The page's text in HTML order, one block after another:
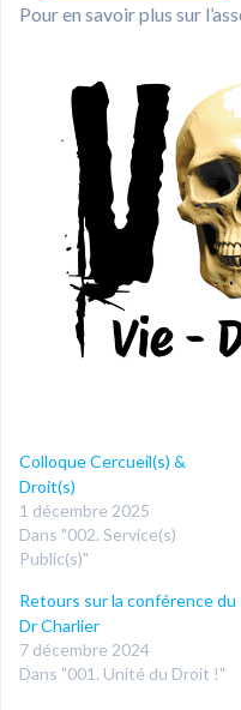
Pour en savoir plus sur
Colloque Cercueil(s) &
Droit(s)
1 décembre 2025
Dans "002. Service(s)
Public(s)"
Retours sur la conférence du
Dr Charlier
7 décembre 2024
Dans "001. Unité du Droit !"